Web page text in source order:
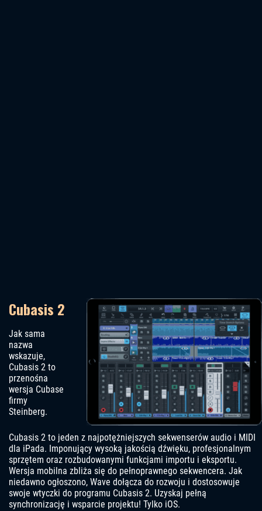
Cubasis 2
Jak sama
nazwa
wskazuje,
Cubasis 2 to
przenośna
wersja Cubase
firmy
Steinberg.
Cubasis 2 to jeden z najpotężniejszych sekwenserów audio i MIDI
dla iPada. Imponujący wysoką jakością dźwięku, profesjonalnym
sprzętem oraz rozbudowanymi funkcjami importu i eksportu.
Wersja mobilna zbliża się do pełnoprawnego sekwencera. Jak
niedawno ogłoszono, Wave dołącza do rozwoju i dostosowuje
swoje wtyczki do programu Cubasis 2. Uzyskaj pełną
synchronizację i wsparcie projektu! Tylko iOS.